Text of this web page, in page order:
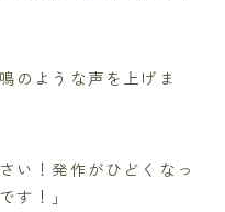
のような声を上げま
い！発作がひどくなっ
す！」